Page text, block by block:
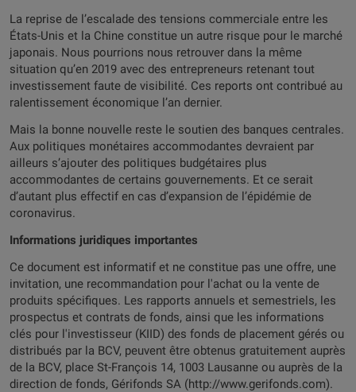
La reprise de l’escalade des tensions commerciale entre les
États-Unis et la Chine constitue un autre risque pour le marché
japonais. Nous pourrions nous retrouver dans la même
situation qu’en 2019 avec des entrepreneurs retenant tout
investissement faute de visibilité. Ces reports ont contribué au
ralentissement économique l’an dernier.
Mais la bonne nouvelle reste le soutien des banques centrales.
Aux politiques monétaires accommodantes devraient par
ailleurs s’ajouter des politiques budgétaires plus
accommodantes de certains gouvernements. Et ce serait
d’autant plus effectif en cas d’expansion de l’épidémie de
coronavirus.
Informations juridiques importantes
Ce document est informatif et ne constitue pas une offre, une
invitation, une recommandation pour l'achat ou la vente de
produits spécifiques. Les rapports annuels et semestriels, les
prospectus et contrats de fonds, ainsi que les informations
clés pour l'investisseur (KIID) des fonds de placement gérés ou
distribués par la BCV, peuvent être obtenus gratuitement auprès
de la BCV, place St-François 14, 1003 Lausanne ou auprès de la
direction de fonds, Gérifonds SA (http://www.gerifonds.com).